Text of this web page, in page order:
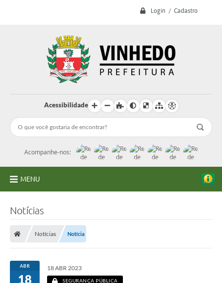
Login / Cadastro
Acessibilidade
Acompanhe-nos:
MENU
Licitações
Notícias
Notícias Notícia
ABR
18
18 ABR 2023
SEGURANÇA PÚBLICA